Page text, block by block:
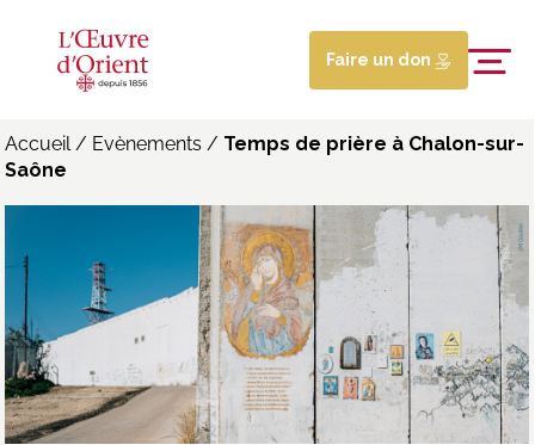
Faire un don
Accueil/ Evènements / Temps de prière à Chalon-sur-
Saône